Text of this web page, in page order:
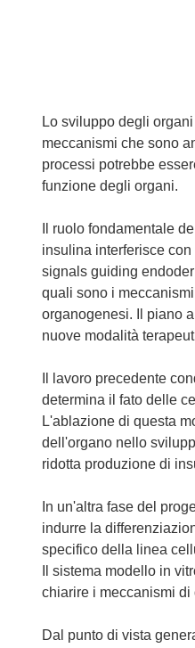
Lo sviluppo degli
meccanismi che sono
processi potrebbe
funzione degli organi.
Il ruolo fondamentale
insulina interferisce
signals guiding
quali sono i
organogenesi. Il piano
nuove modalità
Il lavoro precedente
determina il fato delle
L'ablazione di questa
dell'organo nello
ridotta produzione di
In un'altra fase del
indurre la
specifico della linea
Il sistema modello in
chiarire i meccanismi di
Dal punto di vista